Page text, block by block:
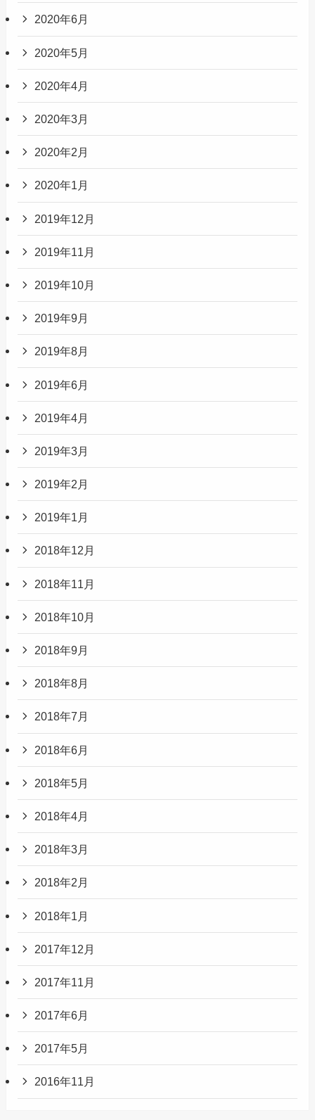
2020年6月
2020年5月
2020年4月
2020年3月
2020年2月
2020年1月
2019年12月
2019年11月
2019年10月
2019年9月
2019年8月
2019年6月
2019年4月
2019年3月
2019年2月
2019年1月
2018年12月
2018年11月
2018年10月
2018年9月
2018年8月
2018年7月
2018年6月
2018年5月
2018年4月
2018年3月
2018年2月
2018年1月
2017年12月
2017年11月
2017年6月
2017年5月
2016年11月